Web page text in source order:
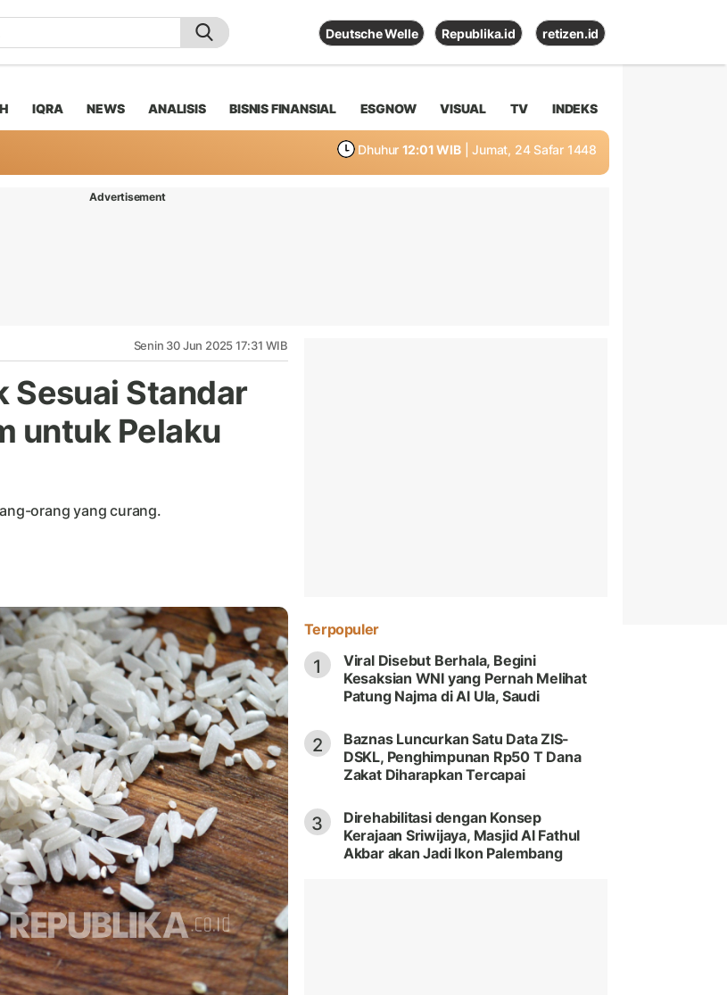
Deutsche Welle Republika.id retizen.id
IQRA NEWS ANALISIS BISNIS FINANSIAL ESGNOW VISUAL TV INDEKS
Dhuhur 12:01 WIB | Jumat, 24 Safar 1448
Advertisement
Senin 30 Jun 2025 17:31 WIB
Sesuai Standar
untuk Pelaku
orang yang curang.
Terpopuler
1
Viral Disebut Berhala, Begini
Kesaksian WNI yang Pernah Melihat
Patung Najma di Al Ula, Saudi
2
Baznas Luncurkan Satu Data ZIS-
DSKL, Penghimpunan Rp50 T Dana
Zakat Diharapkan Tercapai
3
Direhabilitasi dengan Konsep
Kerajaan Sriwijaya, Masjid Al Fathul
Akbar akan Jadi Ikon Palembang